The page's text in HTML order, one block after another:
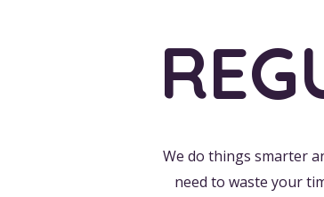
We do things smarter
need to waste your